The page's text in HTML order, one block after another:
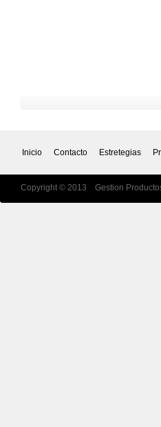
Inicio Contacto Estretegias
Copyright © 2013 Gestion